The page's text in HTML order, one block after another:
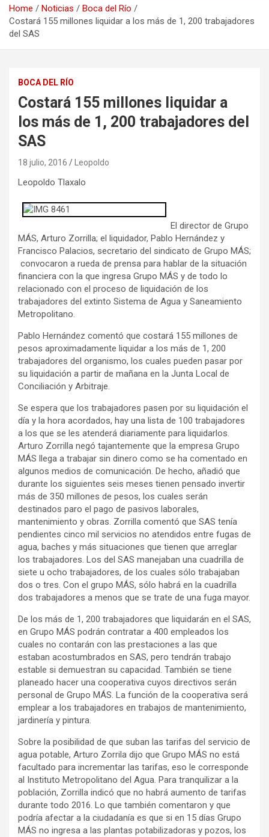
Home Noticias
Boca del Río
Costará 155 millones liquidar a los más de 1, 200 trabajadores
del SAS
BOCA DEL RÍO
Costará 155 millones liquidar a
los más de 1, 200 trabajadores del
SAS
18 julio, 2016 Leopoldo
Leopoldo Tlaxalo
El director de Grupo
MÁS, Arturo Zorrilla; el liquidador, Pablo Hernández y
Francisco Palacios, secretario del sindicato de Grupo MÁS;
convocaron a rueda de prensa para hablar de la situación
financiera con la que ingresa Grupo MÁS y de todo lo
relacionado con el proceso de liquidación de los
trabajadores del extinto Sistema de Agua y Saneamiento
Metropolitano.
Pablo Hernández comentó que costará 155 millones de
pesos aproximadamente liquidar a los más de 1, 200
trabajadores del organismo, los cuales pueden pasar por
su liquidación a partir de mañana en la Junta Local de
Conciliación y Arbitraje.
Se espera que los trabajadores pasen por su liquidación el
día y la hora acordados, hay una lista de 100 trabajadores
a los que se les atenderá diariamente para liquidarlos.
Arturo Zorrilla negó tajantemente que la empresa Grupo
MÁS llega a trabajar sin dinero como se ha comentado en
algunos medios de comunicación. De hecho, añadió que
durante los siguientes seis meses tienen pensado invertir
más de 350 millones de pesos, los cuales serán
destinados paro el pago de pasivos laborales,
mantenimiento y obras. Zorrilla comentó que SAS tenía
pendientes cinco mil servicios no atendidos entre fugas de
agua, baches y más situaciones que tienen que arreglar
los trabajadores. Los del SAS manejaban una cuadrilla de
siete u ocho trabajadores, de los cuales sólo trabajaban
dos o tres. Con el grupo MÁS, sólo habrá en la cuadrilla
dos trabajadores a menos que se trate de una fuga mayor.
De los más de 1, 200 trabajadores que liquidarán en el SAS,
en Grupo MÁS podrán contratar a 400 empleados los
cuales no contarán con las prestaciones a las que
estaban acostumbrados en SAS, pero tendrán trabajo
estable si demuestran su capacidad. También se tiene
planeado hacer una cooperativa cuyos directivos serán
personal de Grupo MÁS. La función de la cooperativa será
emplear a los trabajadores en trabajos de mantenimiento,
jardinería y pintura.
Sobre la posibilidad de que suban las tarifas del servicio de
agua potable, Arturo Zorrila dijo que Grupo MÁS no está
facultado para incrementar las tarifas, eso le corresponde
al Instituto Metropolitano del Agua. Para tranquilizar a la
población, Zorrilla indicó que no habrá aumento de tarifas
durante todo 2016. Lo que también comentaron y que
podría afectar a la ciudadanía es que si en 15 días Grupo
MÁS no ingresa a las plantas potabilizadoras y pozos, los